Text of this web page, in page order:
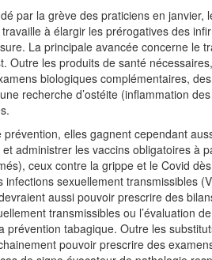
par la grève des praticiens en janvier,
travaille à élargir les prérogatives des
La principale avancée concerne le
Outre les produits de santé
biologiques complémentaires,
recherche d’ostéite (inflammation
prévention, elles gagnent cependant
administrer les vaccins obligatoires à
ceux contre la grippe et le Covid
infections sexuellement transmissibles
aussi pouvoir prescrire des
transmissibles ou l’évaluation
prévention tabagique. Outre les
pouvoir prescrire des